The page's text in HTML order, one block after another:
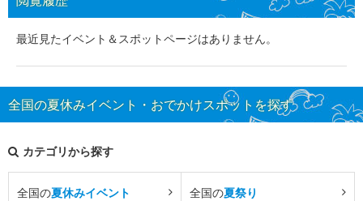
最近見たイベント＆スポットページはありません。
全国の夏休みイベント・おでかけスポットを探す
カテゴリから探す
全国の夏休みイベント 全国の夏祭り